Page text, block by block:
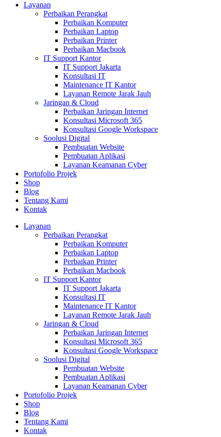
Layanan
Perbaikan Perangkat
Perbaikan Komputer
Perbaikan Laptop
Perbaikan Printer
Perbaikan Macbook
IT Support Kantor
IT Support Jakarta
Konsultasi IT
Maintenance IT Kantor
Layanan Remote Jarak Jauh
Jaringan & Cloud
Perbaikan Jaringan Internet
Konsultasi Microsoft 365
Konsultasi Google Workspace
Soolusi Digital
Pembuatan Website
Pembuatan Aplikasi
Layanan Keamanan Cyber
Portofolio Projek
Shop
Blog
Tentang Kami
Kontak
Layanan
Perbaikan Perangkat
Perbaikan Komputer
Perbaikan Laptop
Perbaikan Printer
Perbaikan Macbook
IT Support Kantor
IT Support Jakarta
Konsultasi IT
Maintenance IT Kantor
Layanan Remote Jarak Jauh
Jaringan & Cloud
Perbaikan Jaringan Internet
Konsultasi Microsoft 365
Konsultasi Google Workspace
Soolusi Digital
Pembuatan Website
Pembuatan Aplikasi
Layanan Keamanan Cyber
Portofolio Projek
Shop
Blog
Tentang Kami
Kontak